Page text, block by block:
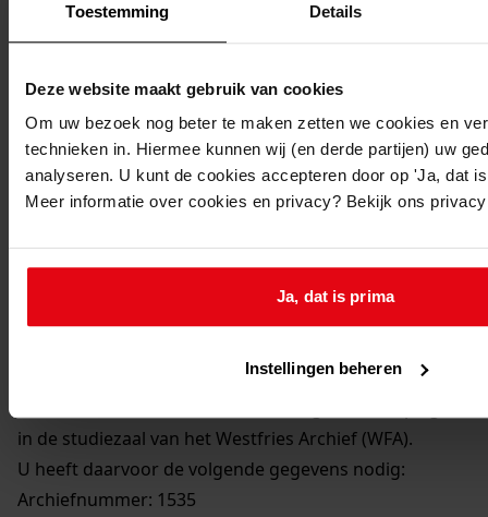
Toestemming Details
Deze website maakt gebruik van cookies
Om uw bezoek nog beter te maken zetten we cookies en
technieken in. Hiermee kunnen wij (en derde partijen) uw
analyseren. U kunt de cookies accepteren door op 'Ja, dat
Meer informatie over cookies en privacy? Bekijk ons
Ja, dat is prima
Instellingen beheren
in de studiezaal van het Westfries Archief (WFA).
U heeft daarvoor de volgende gegevens nodig:
Archiefnummer: 1535